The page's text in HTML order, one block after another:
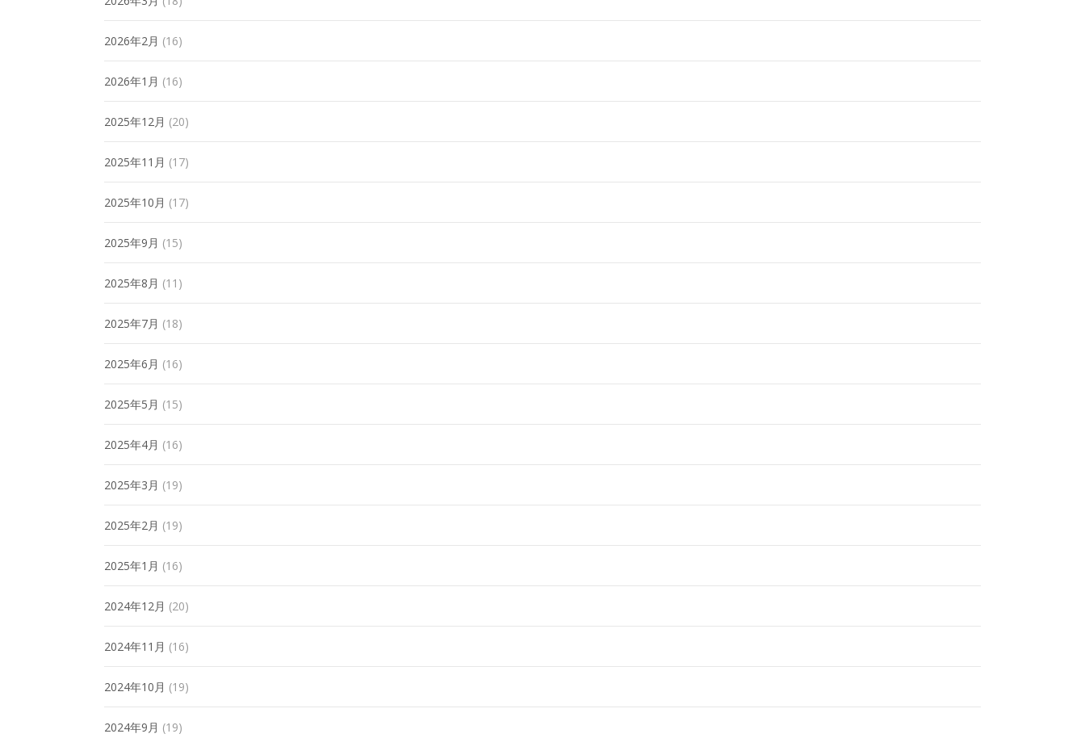
2026年2月 (16)
2026年1月 (16)
2025年12月 (20)
2025年11月 (17)
2025年10月 (17)
2025年9月 (15)
2025年8月 (11)
2025年7月 (18)
2025年6月 (16)
2025年5月 (15)
2025年4月 (16)
2025年3月 (19)
2025年2月 (19)
2025年1月 (16)
2024年12月 (20)
2024年11月 (16)
2024年10月 (19)
2024年9月 (19)